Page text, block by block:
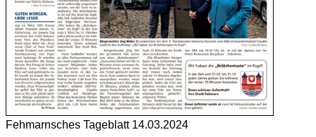
Fehmarnsches Tageblatt 14.03.2024